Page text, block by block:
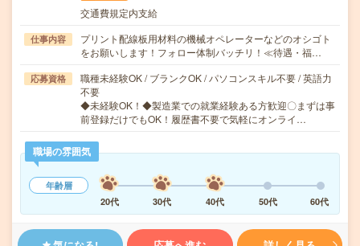
交通費規定内支給
仕事内容
プリント配線板用材料の機械オペレーターなどのオシゴト
をお願いします！フォロー体制バッチリ！≪待遇・福…
応募資格
職種未経験OK / ブランクOK / パソコンスキル不要 / 英語力
不要
◆未経験OK！◆製造業での就業経験ある方歓迎〇まずは事
前登録だけでもOK！履歴書不要で気軽にオンライ…
職場の雰囲気
年齢層
20代
30代 40代 50代 60代